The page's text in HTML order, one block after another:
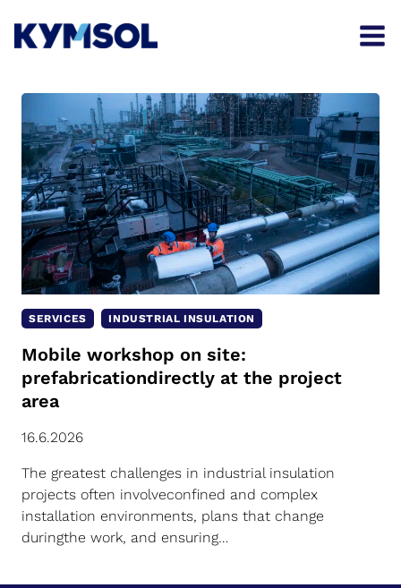
content
SERVICES INDUSTRIAL INSULATION
Mobile workshop on site:
prefabricationdirectly at the project
area
16.6.2026
The greatest challenges in industrial insulation
projects often involveconfined and complex
installation environments, plans that change
duringthe work, and ensuring…